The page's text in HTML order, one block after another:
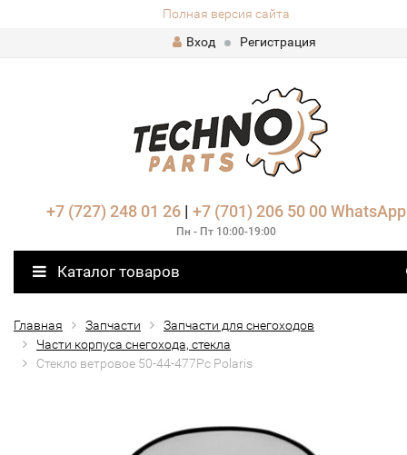
Полная версия сайта
Вход
Регистрация
+7 (727) 248 01 26| +7 (701) 206 50 00 WhatsApp
Пн - Пт 10:00-19:00
Каталог товаров
Главная Запчасти
Запчасти для снегоходов
Части корпуса снегохода, стекла
Стекло ветровое 50-44-477Pc Polaris